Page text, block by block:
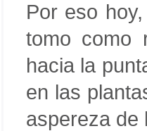
Por eso
tomo como
hacia la
en las
aspereza de